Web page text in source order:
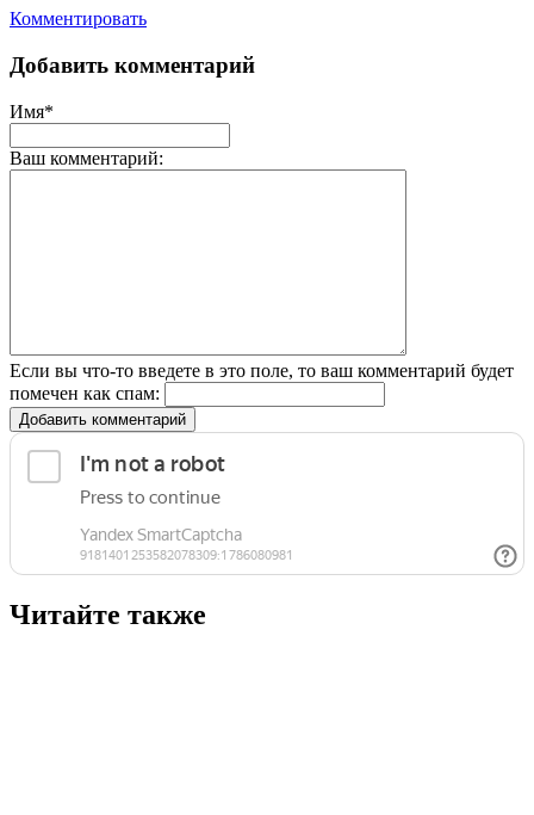
Комментировать
Добавить комментарий
Имя*
Ваш комментарий:
Если вы что-то введете в это поле, то ваш комментарий будет
помечен как спам:
Добавить комментарий
Читайте также